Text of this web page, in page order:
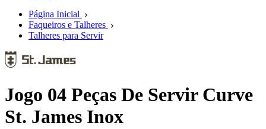
Página Inicial
Faqueiros e Talheres
Talheres para Servir
Jogo 04 Peças De Servir Curve
St. James Inox